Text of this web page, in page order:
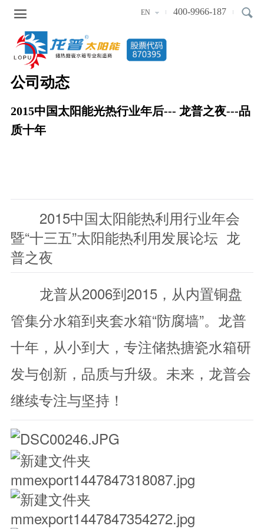
400-9966-187
EN

公司动态
2015中国太阳能光热行业年后--- 龙普之夜---品
质十年
2015中国太阳能热利用行业年会
暨“十三五”太阳能热利用发展论坛 龙
普之夜
龙普从2006到2015，从内置铜盘
管集分水箱到夹套水箱“防腐墙”。龙普
十年，从小到大，专注储热搪瓷水箱研
发与创新，品质与升级。未来，龙普会
继续专注与坚持！